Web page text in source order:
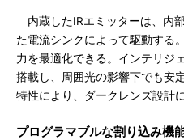
内蔵したIRエミッターは、内
た電流シンクによって駆動する
力を最適化できる。インテリジ
搭載し、周囲光の影響下でも安
特性により、ダークレンズ設計
プログラマブルな割り込み機